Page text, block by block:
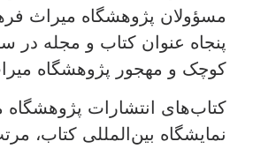
مسؤولان پژوهشگاه میراث
پنجاه عنوان کتاب و مجله در
کوچک و مهجور پژوهشگاه
کتاب‌های انتشارات
نمایشگاه بین‌المللی کتاب،